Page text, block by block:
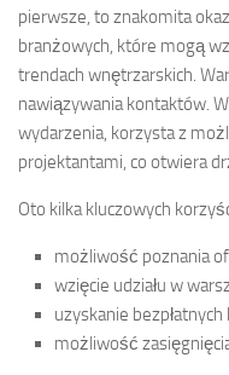
pierwsze, to znakomita
branżowych, które mogą
trendach wnętrzarskich.
nawiązywania kontaktów.
wydarzenia, korzysta z
projektantami, co otwiera
Oto kilka kluczowych
możliwość poznania
wzięcie udziału w
uzyskanie
możliwość